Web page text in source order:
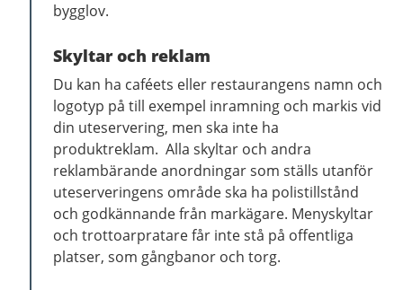
bygglov.
Skyltar och reklam
Du kan ha caféets eller restaurangens namn och
logotyp på till exempel inramning och markis vid
din uteservering, men ska inte ha
produktreklam. Alla skyltar och andra
reklambärande anordningar som ställs utanför
uteserveringens område ska ha polistillstånd
och godkännande från markägare. Menyskyltar
och trottoarpratare får inte stå på offentliga
platser, som gångbanor och torg.